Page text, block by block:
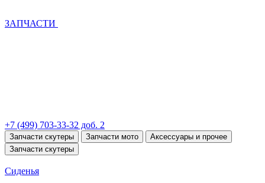
ЗАПЧАСТИ
+7 (499) 703-33-32 доб. 2
Запчасти скутеры Запчасти мото
Аксессуары и прочее
Запчасти скутеры
Сиденья